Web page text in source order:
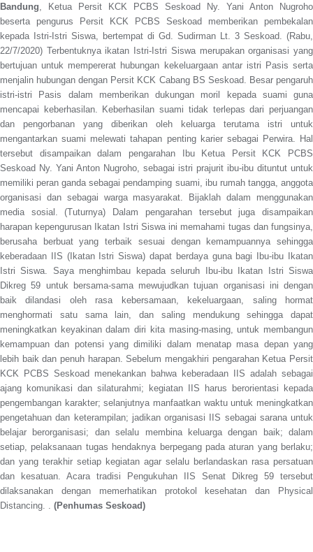
Bandung , Ketua Persit KCK PCBS Seskoad Ny. Yani Anton Nugroho
beserta pengurus Persit KCK PCBS Seskoad memberikan pembekalan
kepada Istri-Istri Siswa, bertempat di Gd. Sudirman Lt. 3 Seskoad. (Rabu,
22/7/2020) Terbentuknya ikatan Istri-Istri Siswa merupakan organisasi yang
bertujuan untuk mempererat hubungan kekeluargaan antar istri Pasis serta
menjalin hubungan dengan Persit KCK Cabang BS Seskoad. Besar pengaruh
istri-istri Pasis dalam memberikan dukungan moril kepada suami guna
mencapai keberhasilan. Keberhasilan suami tidak terlepas dari perjuangan
dan pengorbanan yang diberikan oleh keluarga terutama istri untuk
mengantarkan suami melewati tahapan penting karier sebagai Perwira. Hal
tersebut disampaikan dalam pengarahan Ibu Ketua Persit KCK PCBS
Seskoad Ny. Yani Anton Nugroho, sebagai istri prajurit ibu-ibu dituntut untuk
memiliki peran ganda sebagai pendamping suami, ibu rumah tangga, anggota
organisasi dan sebagai warga masyarakat. Bijaklah dalam menggunakan
media sosial. (Tuturnya) Dalam pengarahan tersebut juga disampaikan
harapan kepengurusan Ikatan Istri Siswa ini memahami tugas dan fungsinya,
berusaha berbuat yang terbaik sesuai dengan kemampuannya sehingga
keberadaan IIS (Ikatan Istri Siswa) dapat berdaya guna bagi Ibu-ibu Ikatan
Istri Siswa. Saya menghimbau kepada seluruh Ibu-ibu Ikatan Istri Siswa
Dikreg 59 untuk bersama-sama mewujudkan tujuan organisasi ini dengan
baik dilandasi oleh rasa kebersamaan, kekeluargaan, saling hormat
menghormati satu sama lain, dan saling mendukung sehingga dapat
meningkatkan keyakinan dalam diri kita masing-masing, untuk membangun
kemampuan dan potensi yang dimiliki dalam menatap masa depan yang
lebih baik dan penuh harapan. Sebelum mengakhiri pengarahan Ketua Persit
KCK PCBS Seskoad menekankan bahwa keberadaan IIS adalah sebagai
ajang komunikasi dan silaturahmi; kegiatan IIS harus berorientasi kepada
pengembangan karakter; selanjutnya manfaatkan waktu untuk meningkatkan
pengetahuan dan keterampilan; jadikan organisasi IIS sebagai sarana untuk
belajar berorganisasi; dan selalu membina keluarga dengan baik; dalam
setiap, pelaksanaan tugas hendaknya berpegang pada aturan yang berlaku;
dan yang terakhir setiap kegiatan agar selalu berlandaskan rasa persatuan
dan kesatuan. Acara tradisi Pengukuhan IIS Senat Dikreg 59 tersebut
dilaksanakan dengan memerhatikan protokol kesehatan dan Physical
Distancing.
(Penhumas Seskoad)